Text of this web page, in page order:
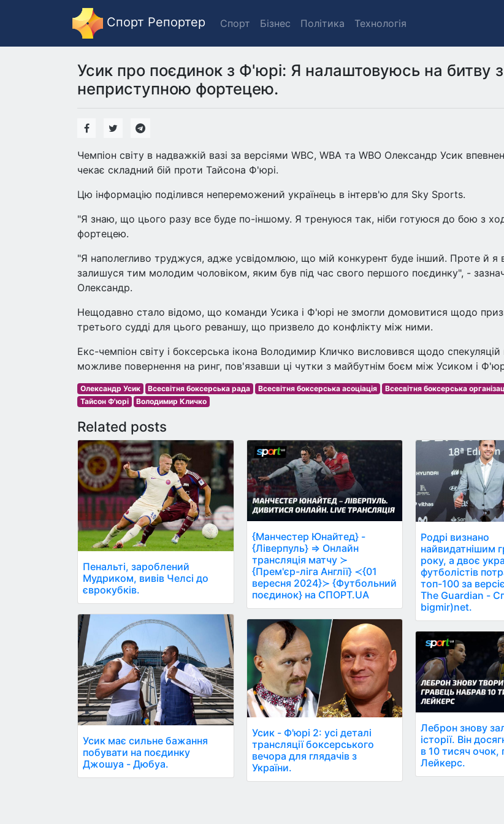
Спорт Репортер Спорт Бізнес Політика Технологія
Усик про поєдинок з Ф'юрі: Я налаштовуюсь на битву з
неприступною фортецею.
Чемпіон світу в надважкій вазі за версіями WBC, WBA та WBO Олександр Усик
чекає складний бій проти Тайсона Ф'юрі.
Цю інформацію поділився непереможений українець в інтерв'ю для Sky Sports.
"Я знаю, що цього разу все буде по-іншому. Я тренуюся так, ніби готуюся до бою з
фортецею.
"Я наполегливо труджуся, адже усвідомлюю, що мій конкурент буде інший. Проте й я
залишуся тим молодим чоловіком, яким був під час свого першого поєдинку", -
Олександр.
Нещодавно стало відомо, що команди Усика і Ф'юрі не змогли домовитися щодо
третього судді для цього реваншу, що призвело до конфлікту між ними.
Екс-чемпіон світу і боксерська ікона Володимир Кличко висловився щодо
можливе повернення на ринг, пов'язавши ці чутки з майбутнім боєм між Усиком і
Олександр Усик Всесвітня боксерська рада Всесвітня боксерська асоціація Всесвітня боксерська
Тайсон Ф'юрі
Володимир Кличко
Related posts
Пенальті, зароблений
Мудриком, вивів Челсі до
єврокубків.
Усик має сильне бажання
побувати на поєдинку
Джошуа - Дюбуа.
{Манчестер Юнайтед} -
{Ліверпуль} ⇒ Онлайн
трансляція матчу ≻
{Прем'єр-ліга Англії} ≺{01
вересня 2024}≻ {Футбольний
поєдинок} на СПОРТ.UA
Усик - Ф'юрі 2: усі деталі
трансляції боксерського
вечора для глядачів з
України.
Родрі визнано
найвидатнішим
року, а двоє
футболістів
топ-100 за
The Guardian -
bigmir)net.
Леброн знову
історії. Він
в 10 тисяч очок,
Лейкерс.